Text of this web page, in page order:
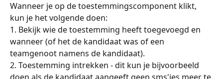
Wanneer je op de toestemmingscomponent klikt,
kun je het volgende doen:
1. Bekijk wie de toestemming heeft toegevoegd en
wanneer (of het de kandidaat was of een
teamgenoot namens de kandidaat).
2. Toestemming intrekken - dit kun je bijvoorbeeld